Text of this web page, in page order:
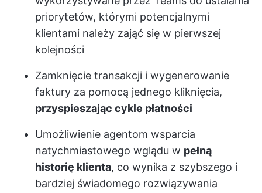
priorytetów, którymi potencjalnymi
klientami należy zająć się w pierwszej
kolejności
Zamknięcie transakcji i wygenerowanie
faktury za pomocą jednego kliknięcia,
przyspieszając cykle płatności
Umożliwienie agentom wsparcia
natychmiastowego wglądu w pełną
historię klienta, co wynika z szybszego i
bardziej świadomego rozwiązywania